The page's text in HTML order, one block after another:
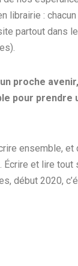
librairie :
partout dans
proche
pour
ensemble,
et lire tout
début 2020,